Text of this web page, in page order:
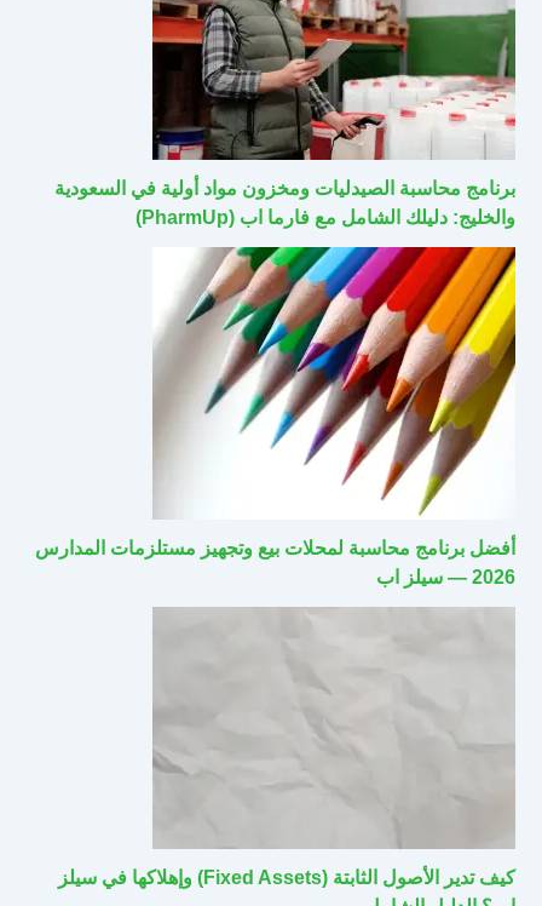
برنامج محاسبة الصيدليات ومخزون مواد أولية في السعودية
والخليج: دليلك الشامل مع فارما اب (PharmUp)
أفضل برنامج محاسبة لمحلات بيع وتجهيز مستلزمات المدارس
2026 — سيلز اب
كيف تدير الأصول الثابتة (Fixed Assets) وإهلاكها في سيلز